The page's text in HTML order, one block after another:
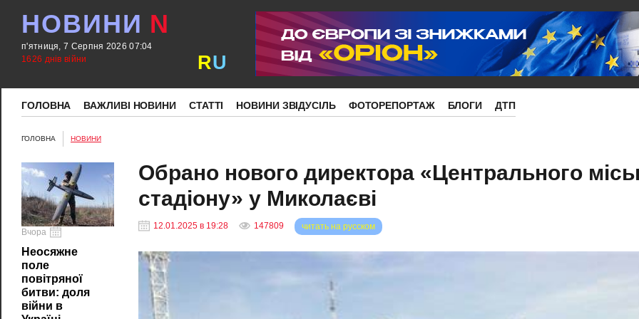
НОВИНИ N
п'ятниця, 7 Серпня 2026 07:04
1626 днів війни
RU
ГОЛОВНА ВАЖЛИВІ НОВИНИ СТАТТІ НОВИНИ ЗВІДУСІЛЬ ФОТОРЕПОРТАЖ БЛОГИ ДТП
ГОЛОВНА НОВИНИ
Вчора
Неосяжне
поле
повітряної
битви: доля
війни в
Обрано нового директора «Центрального
стадіону» у Миколаєві
12.01.2025 в 19:28 147809 читать на русском